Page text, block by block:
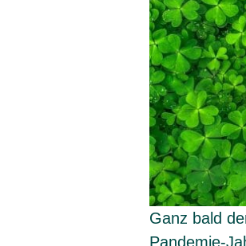
Ganz bald
Pandemie-